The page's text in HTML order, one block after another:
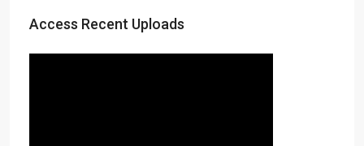
Access Recent Uploads